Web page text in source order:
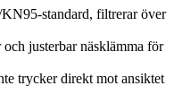
standard, filtrerar över
justerbar näsklämma för
trycker direkt mot ansiktet